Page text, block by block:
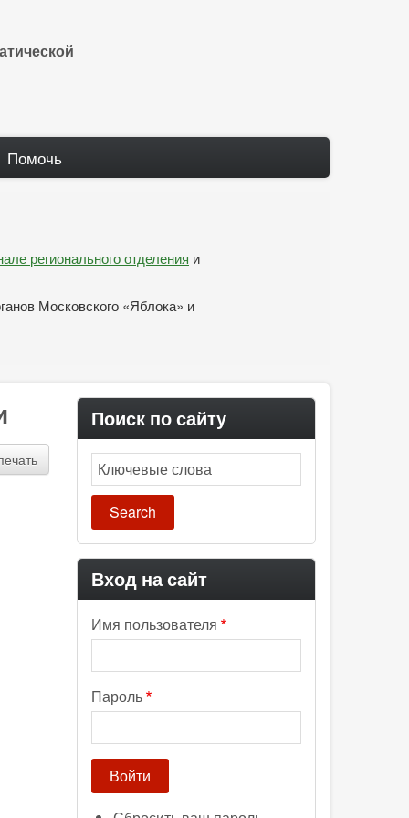
Помочь
регионального отделения и
Московского «Яблока» и
Поиск по сайту
Search
Вход на сайт
Имя пользователя
Пароль